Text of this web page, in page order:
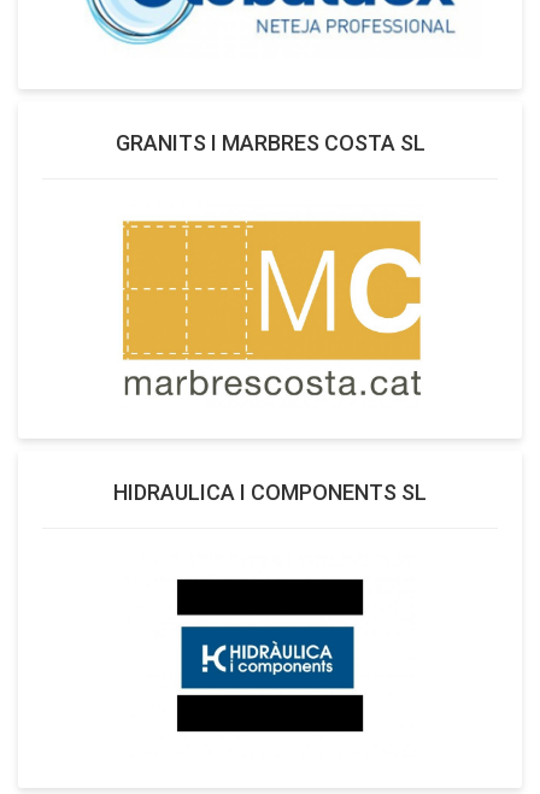
GRANITS I MARBRES COSTA SL
HIDRAULICA I COMPONENTS SL